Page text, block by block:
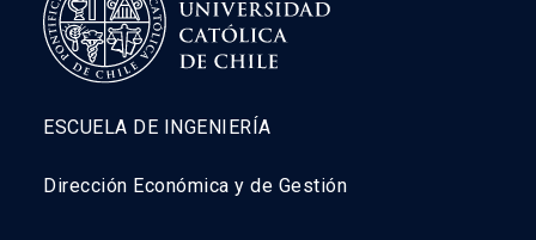
ESCUELA DE INGENIERÍA
Dirección Económica y de Gestión